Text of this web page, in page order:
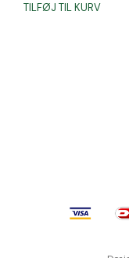
pris
TILFØJ TIL KURV